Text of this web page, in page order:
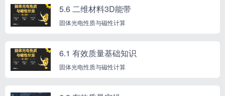
5.6 二维材料3D能带
固体光电性质与磁性计算
6.1 有效质量基础知识
固体光电性质与磁性计算